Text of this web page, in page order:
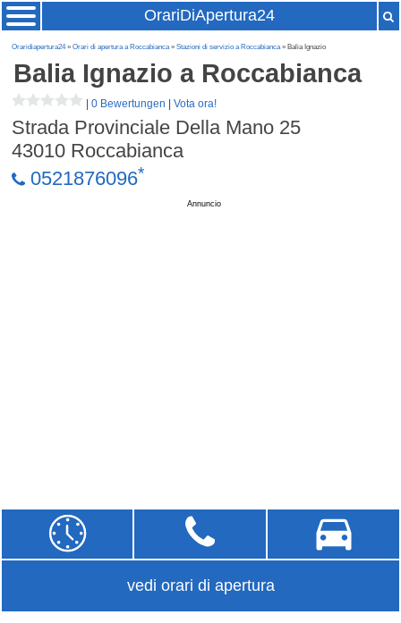
OrariDiApertura24
Oraridiapertura24»Orari di apertura a Roccabianca»Stazioni di servizio a Roccabianca» Balia Ignazio
Balia Ignazio a Roccabianca
|0 Bewertungen |Vota ora!
Strada Provinciale Della Mano 25
43010 Roccabianca
0521876096*
Annuncio
vedi orari di apertura